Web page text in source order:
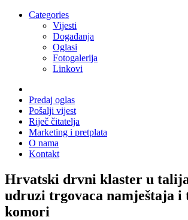
Categories
Vijesti
Događanja
Oglasi
Fotogalerija
Linkovi
Predaj oglas
Pošalji vijest
Riječ čitatelja
Marketing i pretplata
O nama
Kontakt
Hrvatski drvni klaster u
udruzi trgovaca namještaja i
komori